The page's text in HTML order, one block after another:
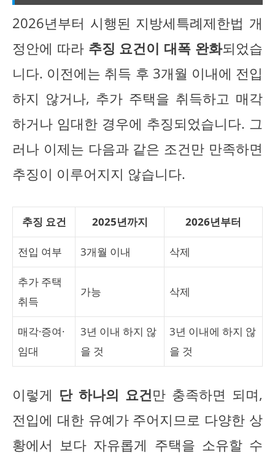
2026년부터 시행된 지방세특례제한법 개
정안에 따라 추징 요건이 대폭 완화되었습
니다. 이전에는 취득 후 3개월 이내에 전입
하지 않거나, 추가 주택을 취득하고 매각
하거나 임대한 경우에 추징되었습니다. 그
러나 이제는 다음과 같은 조건만 만족하면
추징이 이루어지지 않습니다.
추징 요건 2025년까지 2026년부터
전입 여부 3개월 이내 삭제
추가 주택
취득
가능 삭제
매각·증여·
임대
3년 이내 하지 않
을 것
3년 이내에 하지 않
을 것
이렇게 단 하나의 요건만 충족하면 되며,
전입에 대한 유예가 주어지므로 다양한 상
황에서 보다 자유롭게 주택을 소유할 수